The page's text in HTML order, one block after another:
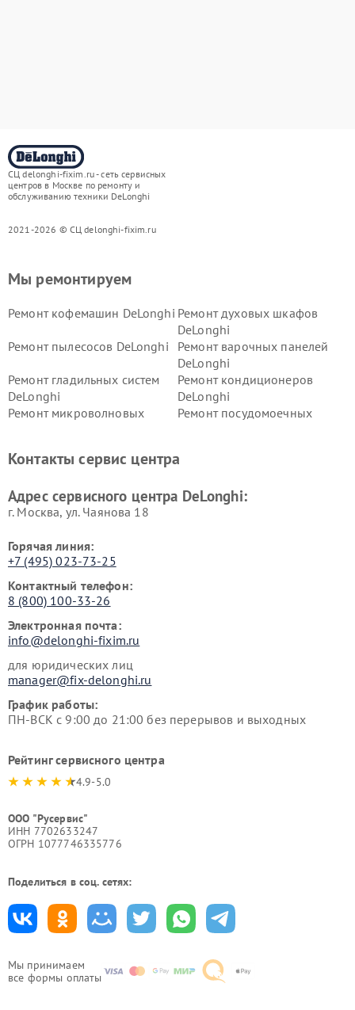
СЦ delonghi-fixim.ru - сеть сервисных
центров в Москве по ремонту и
обслуживанию техники DeLonghi
2021-2026 © СЦ delonghi-fixim.ru
Мы принимаем
все формы оплаты
Мы ремонтируем
Ремонт кофемашин DeLonghi Ремонт духовых шкафов
DeLonghi
Ремонт пылесосов DeLonghi
Ремонт варочных панелей
DeLonghi
Ремонт гладильных систем
DeLonghi
Ремонт кондиционеров
DeLonghi
Ремонт микроволновых
Ремонт посудомоечных
DeLonghi
DeLonghi
Контакты сервис центра
Адрес сервисного центра DeLonghi:
г. Москва, ул. Чаянова 18
Горячая линия:
+7 (495) 023-73-25
Контактный телефон:
8 (800) 100-33-26
Электронная почта:
info@delonghi-fixim.ru
для юридических лиц
manager@fix-delonghi.ru
График работы:
ПН-ВСК с 9:00 до 21:00 без перерывов и выходных
Рейтинг сервисного центра
4.9-5.0
ООО "Русервис"
ИНН 7702633247
ОГРН 1077746335776
Поделиться в соц. сетях: